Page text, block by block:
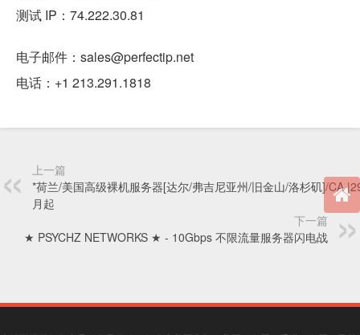
测试 IP：74.222.30.81
电子邮件：sales@perfectip.net
电话：+1 213.291.1818
上一篇
*荷兰/美国高级裸机服务器[达尔/弗吉尼亚州/旧金山/洛杉矶]/CA
月起
下一篇
★ PSYCHZ NETWORKS ★ - 10Gbps 不限流量服务器闪电战